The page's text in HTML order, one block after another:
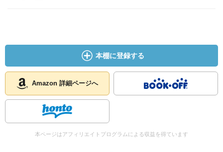
本棚に登録する
Amazon 詳細ページへ
本ページはアフィリエイトプログラムによる収益を得ています